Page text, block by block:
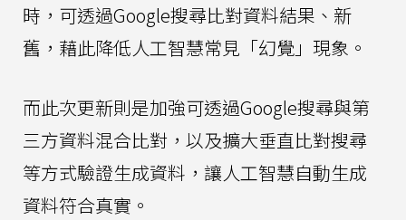
時，可透過Google搜尋比對資料結果、新
舊，藉此降低人工智慧常見「幻覺」現象。
而此次更新則是加強可透過Google搜尋與第
三方資料混合比對，以及擴大垂直比對搜尋
等方式驗證生成資料，讓人工智慧自動生成
資料符合真實。